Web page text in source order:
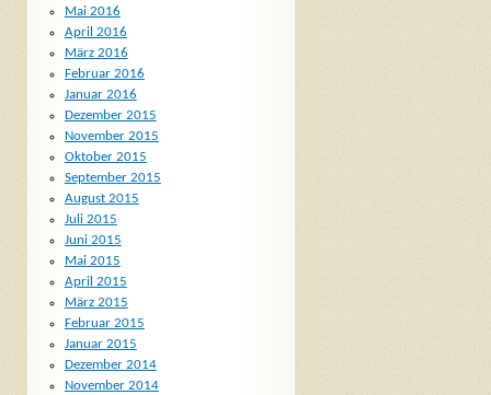
Mai 2016
April 2016
März 2016
Februar 2016
Januar 2016
Dezember 2015
November 2015
Oktober 2015
September 2015
August 2015
Juli 2015
Juni 2015
Mai 2015
April 2015
März 2015
Februar 2015
Januar 2015
Dezember 2014
November 2014